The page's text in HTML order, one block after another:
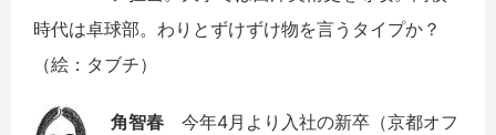
時代は卓球部。わりとずけずけ物を言うタイプか？
（絵：タブチ）
角智春 今年4月より入社の新卒（京都オフ